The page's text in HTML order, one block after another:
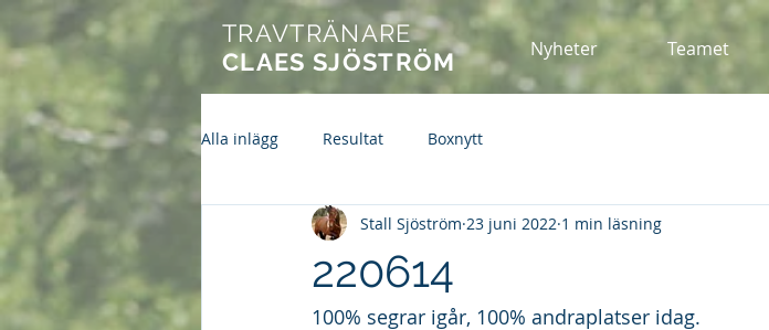
TRAVTRÄNARE
CLAES SJÖSTRÖM
Nyheter Teamet
Alla inlägg Resultat Boxnytt
220614
Stall Sjöström 23 juni 2022 1 min läsning
100% segrar igår, 100% andraplatser idag.